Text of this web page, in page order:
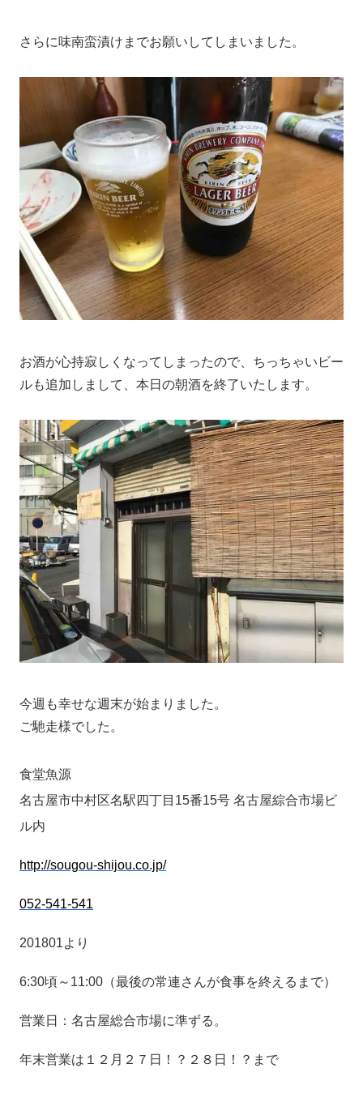
さらに味南蛮漬けまでお願いしてしまいました。
お酒が心持寂しくなってしまったので、ちっちゃいビー
ルも追加しまして、本日の朝酒を終了いたします。
今週も幸せな週末が始まりました。
ご馳走様でした。
食堂魚源
名古屋市中村区名駅四丁目15番15号 名古屋綜合市場ビ
ル内
http://sougou-shijou.co.jp/
052-541-541
201801より
6:30頃～11:00（最後の常連さんが食事を終えるまで）
営業日：名古屋総合市場に準ずる。
年末営業は１２月２７日！？２８日！？まで